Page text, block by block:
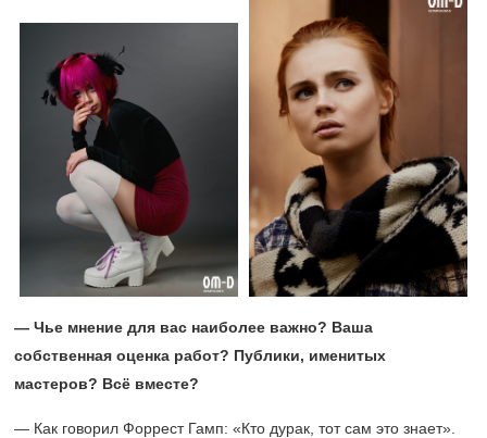
— Чье мнение для вас наиболее важно? Ваша
собственная оценка работ? Публики, именитых
мастеров? Всё вместе?
— Как говорил Форрест Гамп: «Кто дурак, тот сам это знает».